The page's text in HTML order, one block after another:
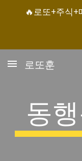
Skip to main content
🔥로또+주식
로또훈
동